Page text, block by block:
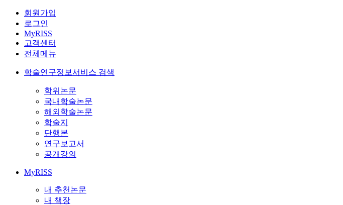
회원가입
로그인
MyRISS
고객센터
전체메뉴
학술연구정보서비스 검색
학위논문
국내학술논문
해외학술논문
학술지
단행본
연구보고서
공개강의
MyRISS
내 추천논문
내 책장